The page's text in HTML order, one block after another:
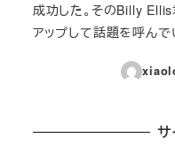
成功した。そのBilly
アップして話題を呼んで
サ